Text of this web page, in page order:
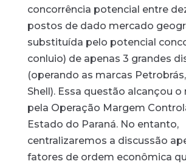
concorrência potencial entre
postos de dado mercado
substituída pelo potencial
conluio) de apenas 3 grandes
(operando as marcas
Shell). Essa questão alcançou
pela Operação Margem
Estado do Paraná. No entanto,
centralizaremos a discussão
fatores de ordem econômica